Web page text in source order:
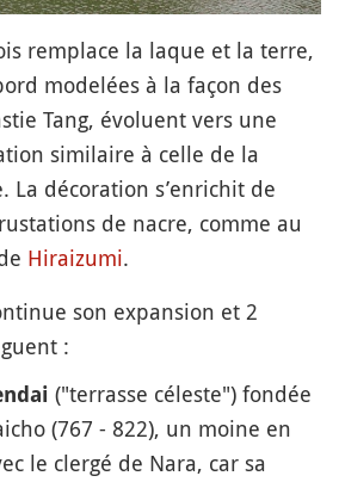
remplace la laque et la terre,
modelées à la façon des
Tang, évoluent vers une
similaire à celle de la
La décoration s’enrichit de
de nacre, comme au
Hiraizumi.
son expansion et 2
:
("terrasse céleste") fondée
(767 - 822), un moine en
le clergé de Nara, car sa